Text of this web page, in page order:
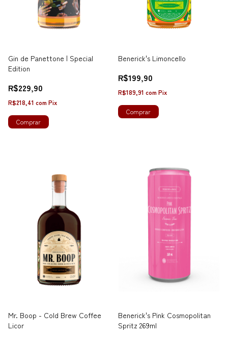
Gin de Panettone | Special
Edition
R$229,90
R$218,41 com Pix
Comprar
Benerick's Limoncello
R$199,90
R$189,91 com Pix
Comprar
Mr. Boop - Cold Brew Coffee
Licor
Benerick's Pink Cosmopolitan
Spritz 269ml